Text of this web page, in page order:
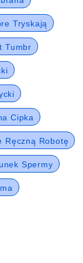
Tryskają
Tumbr
Cipka
Ręczną Robotę
Spermy